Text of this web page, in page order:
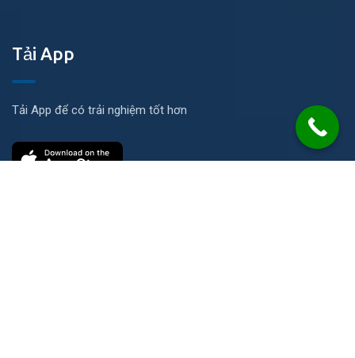
Tải App
Tải App để có trải nghiệm tốt hơn